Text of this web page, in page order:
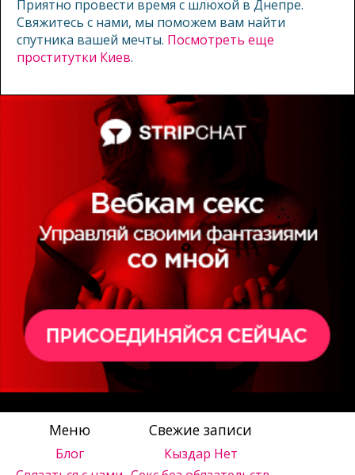
Приятно провести время с шлюхой в Днепре.
Свяжитесь с нами, мы поможем вам найти
спутника вашей мечты. Посмотреть еще
проститутки Киев.
Меню
Блог
Свежие записи
Кыздар Нет